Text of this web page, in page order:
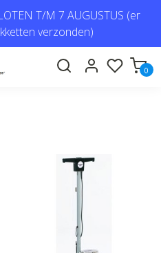
T/M 7 AUGUSTUS (er
verzonden)
0